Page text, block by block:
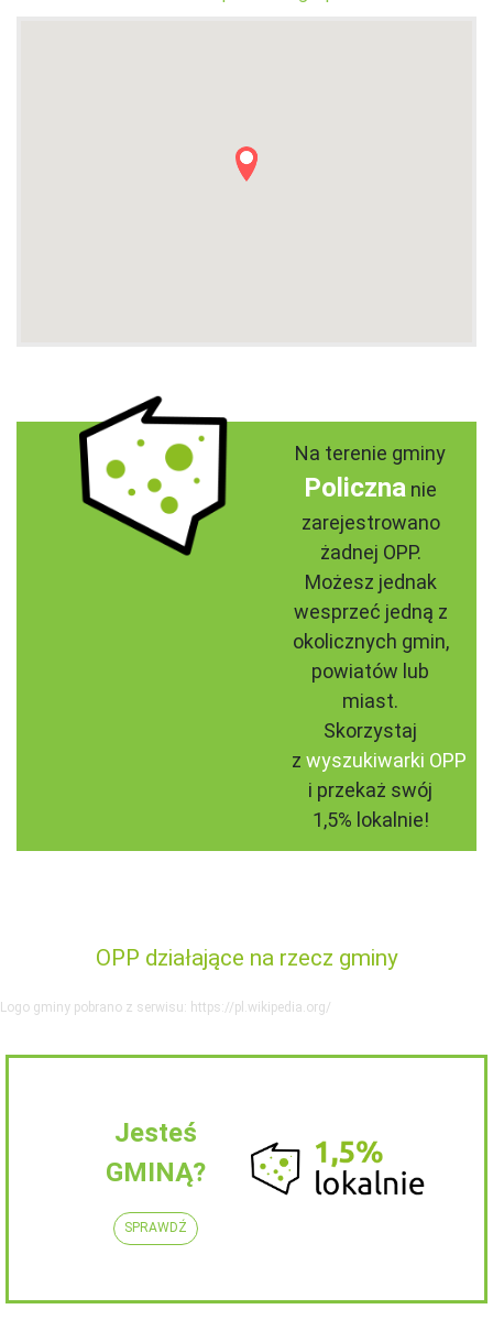
Na terenie gminy
Policzna nie
zarejestrowano
żadnej OPP.
Możesz jednak
wesprzeć jedną z
okolicznych gmin,
powiatów lub
miast.
Skorzystaj
z wyszukiwarki OPP
i przekaż swój
1,5% lokalnie!
OPP działające na rzecz gminy
Logo gminy pobrano z serwisu: https://pl.wikipedia.org/
Jesteś
GMINĄ?
SPRAWDŹ